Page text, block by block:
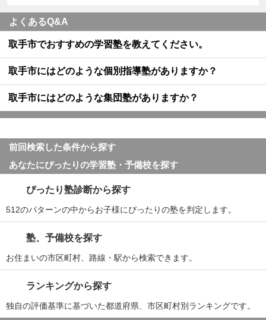
よくあるQ&A
取手市でおすすめの学習塾を教えてください。
取手市にはどのような個別指導塾がありますか？
取手市にはどのような集団塾がありますか？
前回検索した条件から探す
あなたにぴったりの学習塾・予備校を探す
ぴったり塾診断から探す
512のパターンの中からお子様にぴったりの塾を判定します。
塾、予備校を探す
お住まいの市区町村、路線・駅から検索できます。
ランキングから探す
独自の評価基準に基づいた都道府県、市区町村別ランキングです。